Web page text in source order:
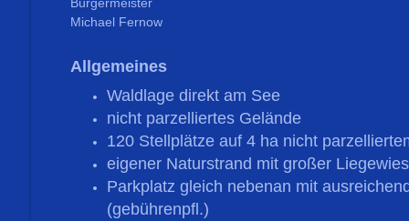
Michael Fernow
Allgemeines
Waldlage direkt am See
nicht parzelliertes Gelände
120 Stellplätze auf 4 ha nicht
eigener Naturstrand mit großer
Parkplatz gleich nebenan mit
(gebührenpfl.)